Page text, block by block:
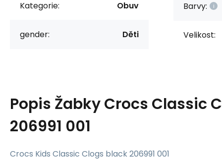
Kategorie: Obuv
gender: Děti
Barvy:
Velikost:
Popis Žabky Crocs Classic
206991 001
Crocs Kids Classic Clogs black 206991 001